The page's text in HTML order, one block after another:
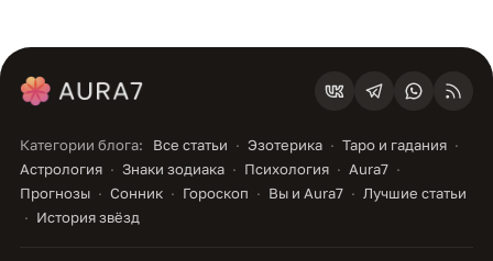
Категории блога: Все статьи Эзотерика
Таро и гадания
Астрология
Знаки зодиака Психология
Aura7
Прогнозы
Сонник Гороскоп Вы и Aura7
Лучшие статьи
История звёзд